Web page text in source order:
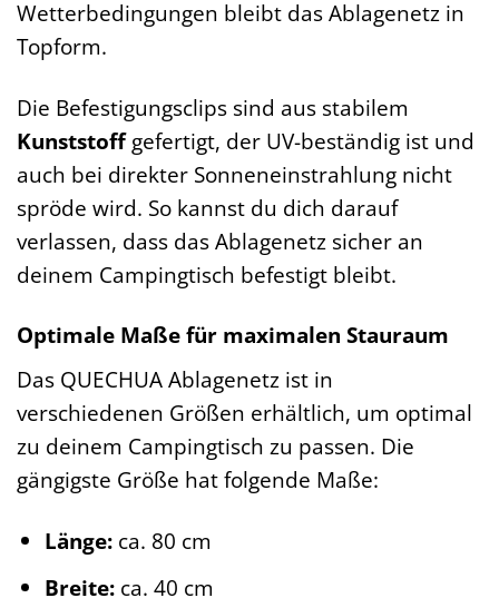
Wetterbedingungen bleibt das Ablagenetz in
Topform.
Die Befestigungsclips sind aus stabilem
Kunststoffgefertigt, der UV-beständig ist und
auch bei direkter Sonneneinstrahlung nicht
spröde wird. So kannst du dich darauf
verlassen, dass das Ablagenetz sicher an
deinem Campingtisch befestigt bleibt.
Optimale Maße für maximalen Stauraum
Das QUECHUA Ablagenetz ist in
verschiedenen Größen erhältlich, um optimal
zu deinem Campingtisch zu passen. Die
gängigste Größe hat folgende Maße:
Länge:ca. 80 cm
Breite:ca. 40 cm